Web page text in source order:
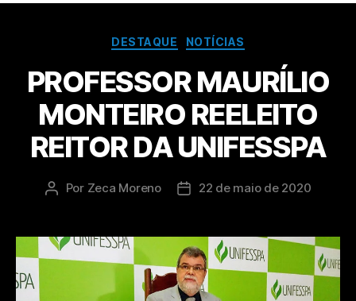
DESTAQUE NOTÍCIAS
PROFESSOR MAURÍLIO
MONTEIRO REELEITO
REITOR DA UNIFESSPA
Por Zeca Moreno 22 de maio de 2020